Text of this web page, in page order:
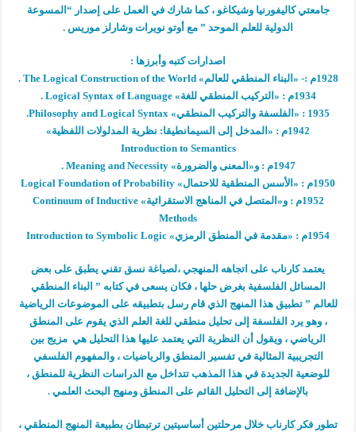
جامعتي كاليفورنيا وشيكاغو ، كما شارك في العمل على إصدار “المسوعة
الدولية للعلم الموحد ” مع أوتو نويرات وشارلز موريس .
اصدارات كتبه وأبرزها :
1928م :- «البناء المنطقي للعالم» The Logical Construction of the World .
1934م : «التركيب المنطقي للغة» Logical Syntax of Language .
1935 : «الفلسفة والتركيب المنطقي» Philosophy and Logical Syntax.
1942م : «المدخل إلى السيمانطيقا: نظرية المدلولات اللفظية»
Introduction to Semantics
1947م : و«المعنى والضرورة» Meaning and Necessity .
1950م : «الأسس المنطقية للاحتمال» Logical Foundation of Probability
1952م : و«المتصل في المناهج الاستقرائية» Continuum of Inductive
Methods
1954م : «مقدمة في المنطق الرمزي» Introduction to Symbolic Logic
يعتمد كارناب على اتجاهه المنهجي ،لصياغة نسق تقني يطبق على بعض
المسائل الفلسفية بغرض حلها ، فكان يسعى في كتابه ” البناء المنطقي
للعالم ” تطبيق هذا المنهج الذي قام رسل بتطبيقه على الموضوعات الرياضية
، وهو يرد الفلسفة إلى تحليل منطقي للغة العلم الذي يقوم على المنطق
الرياضي ، ويقول أن النظرية التي يعتمد عليها هذا التحليل هي مزيج بين
التجريبية المثالية في تفسير المنطق والرياضيات ، والمفهوم الفلسفي
للوضعية الجديدة في هذا المذهب تتداخل مع الدراسات النظرية للمنطق ،
بالإضافة إلى التحليل القائم على المنطق ومنهج البحث العلمي .
تطور فكر كارناب خلال مرحلتين أساسيتين ترتبطان بطبيعة المنهج المنطقي ،